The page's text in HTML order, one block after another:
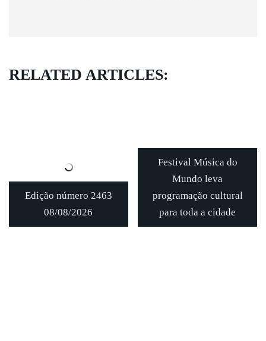
RELATED ARTICLES:
Edição número 2463
08/08/2026
Festival Música do
Mundo leva
programação cultural
para toda a cidade